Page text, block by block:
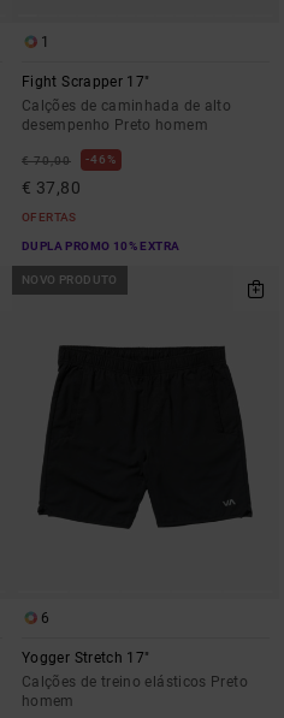
1
Fight Scrapper 17"
Calções de caminhada de alto
desempenho Preto homem
€ 70,00 46%
€ 37,80
OFERTAS
DUPLA PROMO 10% EXTRA
NOVO PRODUTO
6
Yogger Stretch 17"
Calções de treino elásticos Preto
homem